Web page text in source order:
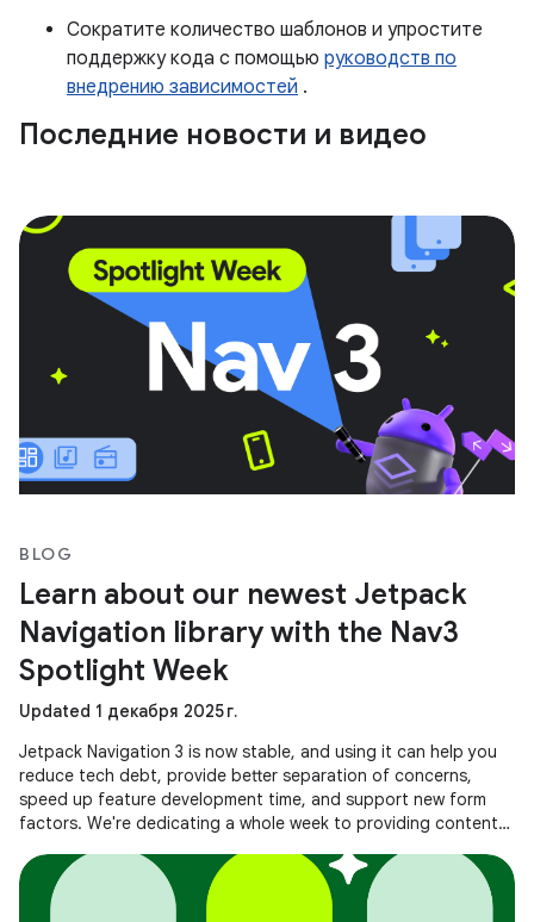
Сократите количество шаблонов и упростите
поддержку кода с помощью руководств по
внедрению зависимостей .
Последние новости и видео
BLOG
Learn about our newest Jetpack
Navigation library with the Nav3
Spotlight Week
Updated 1 декабря 2025 г.
Jetpack Navigation 3 is now stable, and using it can help you
reduce tech debt, provide better separation of concerns,
speed up feature development time, and support new form
factors. We're dedicating a whole week to providing content